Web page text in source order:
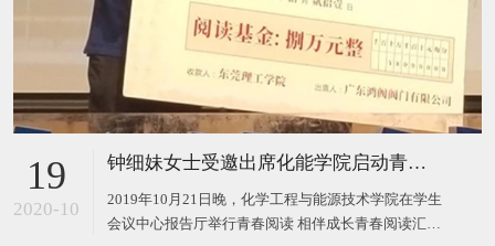
19
2020-10
钟细妹女士受邀出席化能学院启动青春阅读汇系列活动
2019年10月21日晚，化学工程与能源技术学院在学生
会议中心报告厅举行青春阅读 相伴成长青春阅读汇启